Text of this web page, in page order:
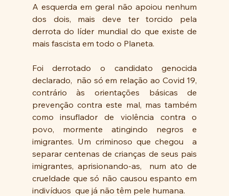
A esquerda em geral não apoiou nenhum
dos dois, mais deve ter torcido pela
derrota do líder mundial do que existe de
mais fascista em todo o Planeta.
Foi derrotado o candidato genocida
declarado,  não só em relação ao Covid 19,
contrário às orientações básicas de
prevenção contra este mal, mas também
como insuflador de violência contra o
povo, mormente atingindo negros e
imigrantes. Um criminoso que chegou  a
separar centenas de crianças de seus pais
imigrantes, aprisionando-as,  num ato de
crueldade que só não causou espanto em
indivíduos  que já não têm pele humana.